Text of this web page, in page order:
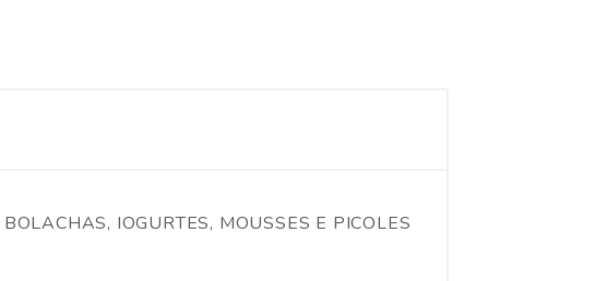
IOGURTES, MOUSSES E PICOLES